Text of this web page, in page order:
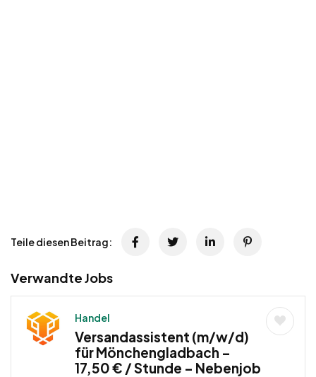
Teile diesen Beitrag:
Verwandte Jobs
Handel
Versandassistent (m/w/d)
für Mönchengladbach –
17,50 € / Stunde – Nebenjob